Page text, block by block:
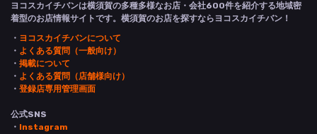
ヨコスカイチバンは横須賀の多種多様なお店・会社600件を紹介する地域密
着型のお店情報サイトです。横須賀のお店を探すならヨコスカイチバン！
・ ヨコスカイチバンについて
・ よくある質問（一般向け）
・ 掲載について
・ よくある質問（店舗様向け）
・ 登録店専用管理画面
公式SNS
・ Instagram